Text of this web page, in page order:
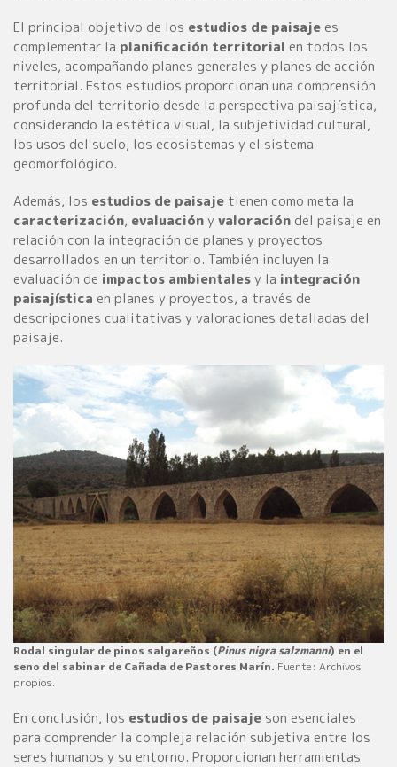
El principal objetivo de los estudios de paisaje es
complementar la planificación territorial en todos los
niveles, acompañando planes generales y planes de acción
territorial. Estos estudios proporcionan una comprensión
profunda del territorio desde la perspectiva paisajística,
considerando la estética visual, la subjetividad cultural,
los usos del suelo, los ecosistemas y el sistema
geomorfológico.
Además, los estudios de paisaje tienen como meta la
caracterización, evaluaciónyvaloración del paisaje en
relación con la integración de planes y proyectos
desarrollados en un territorio. También incluyen la
evaluación de impactos ambientalesy la integración
paisajística en planes y proyectos, a través de
descripciones cualitativas y valoraciones detalladas del
paisaje.
Rodal singular de pinos salgareños (Pinus nigra salzmanni) en el
seno del sabinar de Cañada de Pastores Marín. Fuente: Archivos
propios.
En conclusión, los estudios de paisaje son esenciales
para comprender la compleja relación subjetiva entre los
seres humanos y su entorno. Proporcionan herramientas